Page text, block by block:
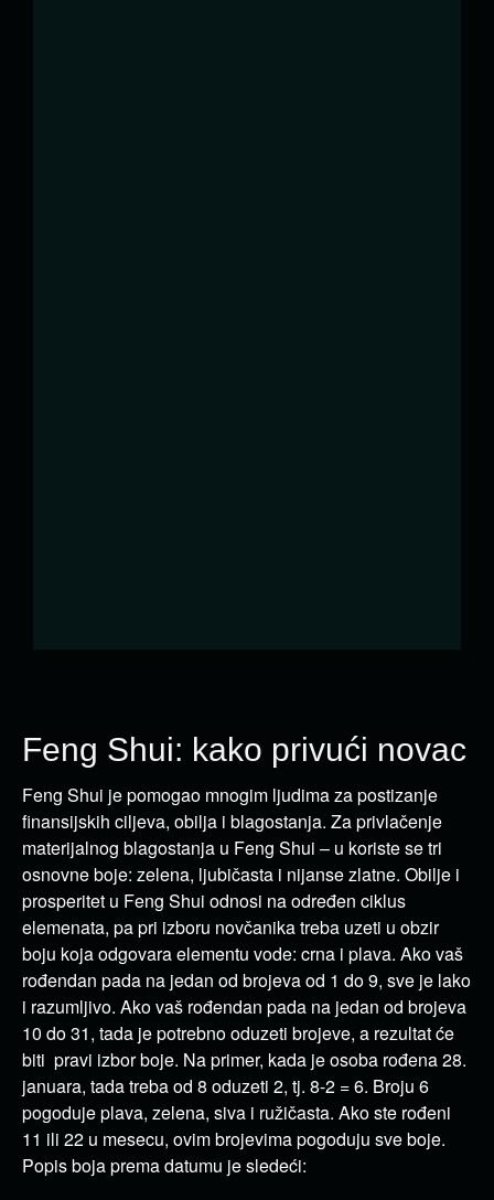
Feng Shui: kako privući novac
Feng Shui je pomogao mnogim ljudima za postizanje
finansijskih ciljeva, obilja i blagostanja. Za privlačenje
materijalnog blagostanja u Feng Shui – u koriste se tri
osnovne boje: zelena, ljubičasta i nijanse zlatne. Obilje i
prosperitet u Feng Shui odnosi na određen ciklus
elemenata, pa pri izboru novčanika treba uzeti u obzir
boju koja odgovara elementu vode: crna i plava. Ako vaš
rođendan pada na jedan od brojeva od 1 do 9, sve je lako
i razumljivo. Ako vaš rođendan pada na jedan od brojeva
10 do 31, tada je potrebno oduzeti brojeve, a rezultat će
biti pravi izbor boje. Na primer, kada je osoba rođena 28.
januara, tada treba od 8 oduzeti 2, tj. 8-2 = 6. Broju 6
pogoduje plava, zelena, siva i ružičasta. Ako ste rođeni
11 ili 22 u mesecu, ovim brojevima pogoduju sve boje.
Popis boja prema datumu je sledeći: